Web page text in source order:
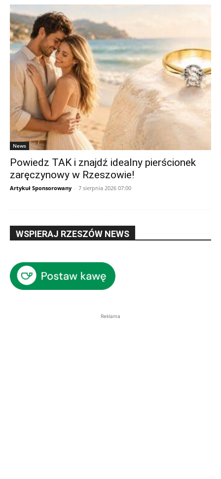
News
Powiedz TAK i znajdź idealny pierścionek
zaręczynowy w Rzeszowie!
Artykuł Sponsorowany - 7 sierpnia 2026 07:00
WSPIERAJ RZESZÓW NEWS
Reklama